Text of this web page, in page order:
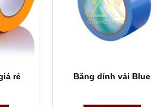
rẻ Băng dính vải Blue